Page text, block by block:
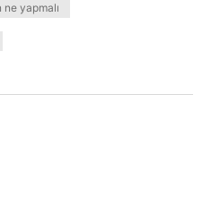
yapmalı